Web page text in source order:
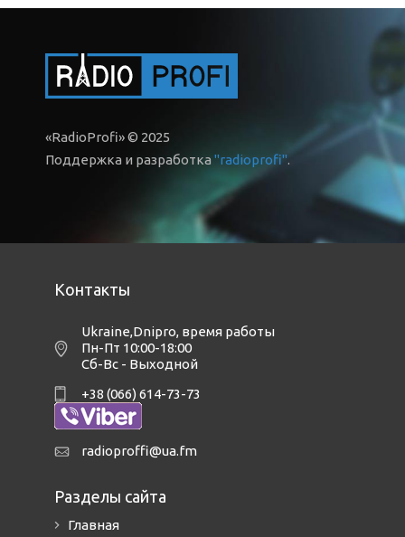
«RadioProfi» © 2025
Поддержка и разработка"radioprofi".
Контакты
Ukraine,Dnipro, время работы
Пн-Пт 10:00-18:00
Сб-Вс - Выходной
+38 (066) 614-73-73
radioproffi@ua.fm
Разделы сайта
Главная